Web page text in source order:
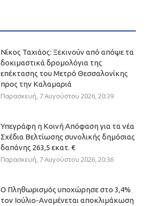
Νίκος Ταχιάος: Ξεκινούν από απόψε τα
δοκιμαστικά δρομολόγια της
επέκτασης του Μετρό Θεσσαλονίκης
προς την Καλαμαριά
Παρασκευή, 7 Αυγούστου 2026, 20:39
Υπεγράφη η Κοινή Απόφαση για τα νέα
Σχέδια Βελτίωσης συνολικής δημόσιας
δαπάνης 263,5 εκατ. €
Παρασκευή, 7 Αυγούστου 2026, 20:36
Ο Πληθωρισμός υποχώρησε στο 3,4%
τον Ιούλιο-Αναμένεται αποκλιμάκωση